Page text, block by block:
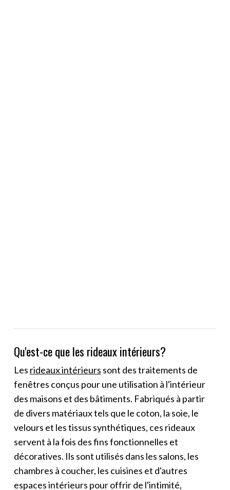
Qu'est-ce que les rideaux intérieurs?
Les rideaux intérieurs sont des traitements de
fenêtres conçus pour une utilisation à l'intérieur
des maisons et des bâtiments. Fabriqués à partir
de divers matériaux tels que le coton, la soie, le
velours et les tissus synthétiques, ces rideaux
servent à la fois des fins fonctionnelles et
décoratives. Ils sont utilisés dans les salons, les
chambres à coucher, les cuisines et d'autres
espaces intérieurs pour offrir de l'intimité,